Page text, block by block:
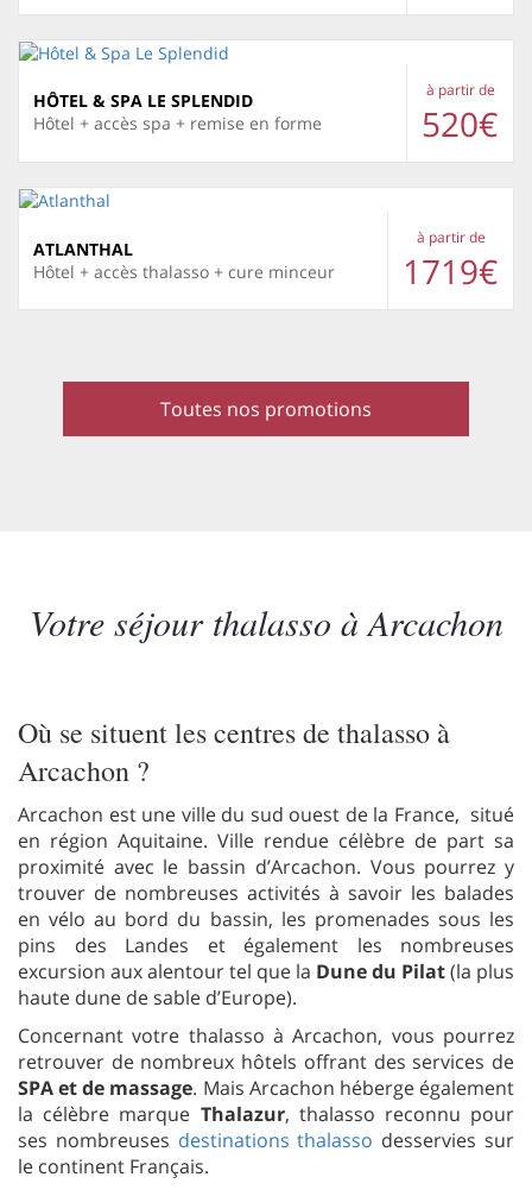
HÔTEL & SPA LE SPLENDID
Hôtel + accès spa + remise en forme
à partir de
520€
ATLANTHAL
Hôtel + accès thalasso + cure minceur
à partir de
1719€
Toutes nos promotions
Votre séjour thalasso à Arcachon
Où se situent les centres de thalasso à
Arcachon ?
Arcachon est une ville du sud ouest de la France, situé
en région Aquitaine. Ville rendue célèbre de part sa
proximité avec le bassin d’Arcachon. Vous pourrez y
trouver de nombreuses activités à savoir les balades
en vélo au bord du bassin, les promenades sous les
pins des Landes et également les nombreuses
excursion aux alentour tel que la Dune du Pilat(la plus
haute dune de sable d’Europe).
Concernant votre thalasso à Arcachon, vous pourrez
retrouver de nombreux hôtels offrant des services de
SPA et de massage. Mais Arcachon héberge également
la célèbre marque Thalazur, thalasso reconnu pour
ses nombreuses destinations thalasso desservies sur
le continent Français.